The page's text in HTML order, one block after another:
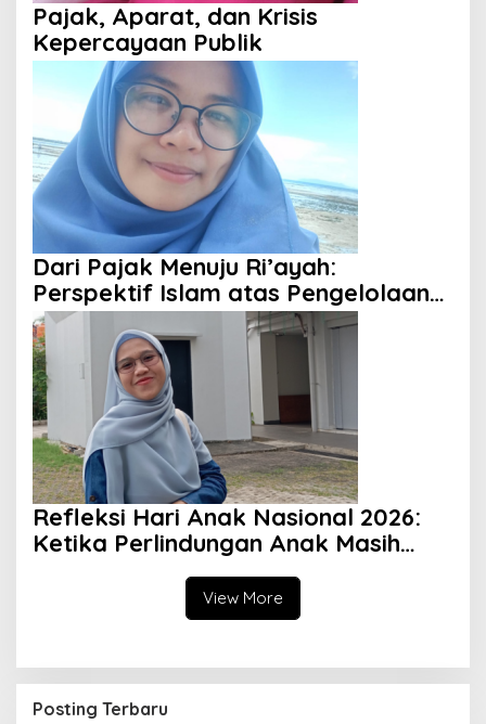
Pajak, Aparat, dan Krisis
Kepercayaan Publik
Dari Pajak Menuju Ri’ayah:
Perspektif Islam atas Pengelolaan
Keuangan Negara
Refleksi Hari Anak Nasional 2026:
Ketika Perlindungan Anak Masih
View More
Posting Terbaru